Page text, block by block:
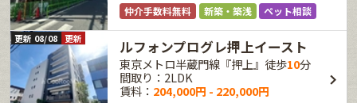
仲介手数料無料 新築・築浅 ペット相談
更新 08/08 更新 ルフォンプログレ押上イースト
東京メトロ半蔵門線『押上』徒歩10分
間取り：2LDK
賃料： 204,000円 - 220,000円